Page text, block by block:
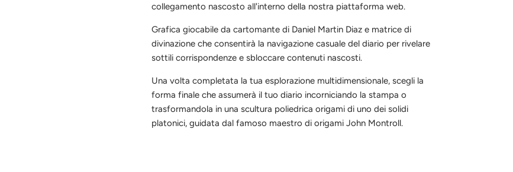
collegamento nascosto all'interno della nostra piattaforma web.
Grafica giocabile da cartomante di Daniel Martin Diaz e matrice di
divinazione che consentirà la navigazione casuale del diario per rivelare
sottili corrispondenze e sbloccare contenuti nascosti.
Una volta completata la tua esplorazione multidimensionale, scegli la
forma finale che assumerà il tuo diario incorniciando la stampa o
trasformandola in una scultura poliedrica origami di uno dei solidi
platonici, guidata dal famoso maestro di origami John Montroll.